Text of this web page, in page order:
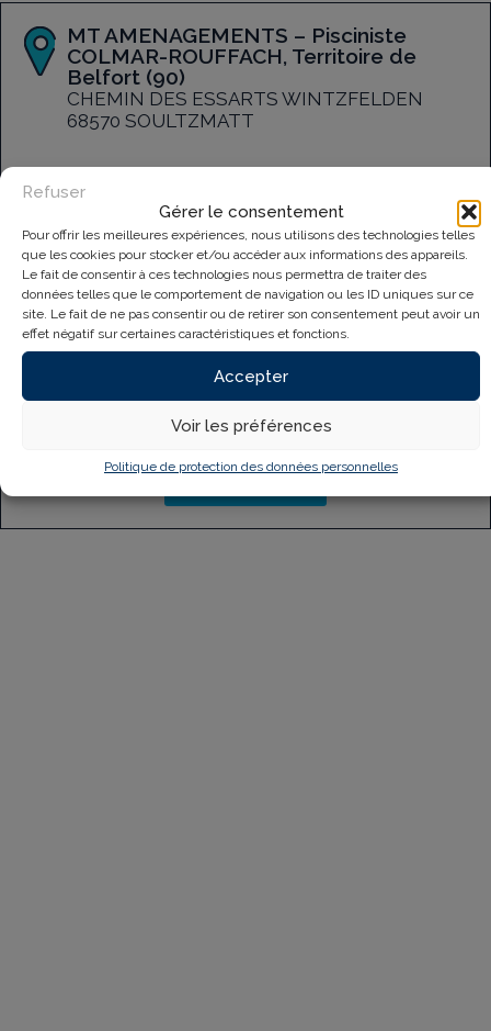
Gérer le consentement
Pour offrir les meilleures expériences, nous utilisons des technologies telles
que les cookies pour stocker et/ou accéder aux informations des appareils.
Le fait de consentir à ces technologies nous permettra de traiter des
données telles que le comportement de navigation ou les ID uniques sur ce
site. Le fait de ne pas consentir ou de retirer son consentement peut avoir un
effet négatif sur certaines caractéristiques et fonctions.
Accepter
Refuser
Voir les préférences
Politique de protection des données personnelles
MT AMENAGEMENTS – Pisciniste
COLMAR-ROUFFACH, Territoire de
Belfort (90)
CHEMIN DES ESSARTS WINTZFELDEN
68570 SOULTZMATT
VOIR LE MAGASIN
TEMPLE WELLNESS – Piscniste
Thaons les Vosges, VOSGES (88)
75 RUE DE LORRAINE
88150 THAONS LES VOSGES